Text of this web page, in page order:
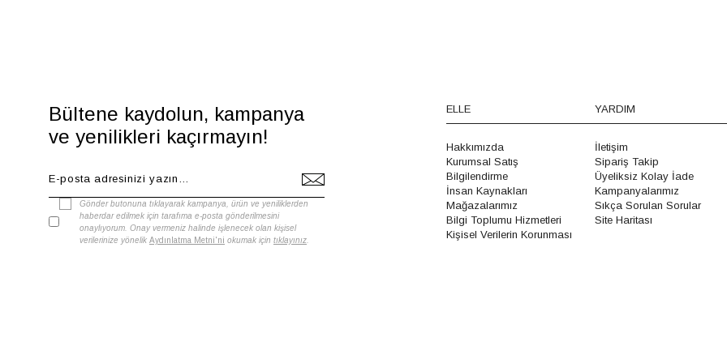
Bültene kaydolun, kampanya
ve yenilikleri kaçırmayın!
Gönder butonuna tıklayarak kampanya, ürün ve yeniliklerden
haberdar edilmek için tarafıma e-posta gönderilmesini
onaylıyorum. Onay vermeniz halinde işlenecek olan kişisel
verilerinize yönelik Aydınlatma Metni'ni okumak için tıklayınız
ELLE
Hakkımızda
Kurumsal Satış
Bilgilendirme
İnsan Kaynakları
Mağazalarımız
Bilgi Toplumu Hizmetleri
Kişisel Verilerin Korunması
YARDIM
İletişim
Sipariş Takip
Üyeliksiz Kolay İade
Kampanyalarımız
Sıkça Sorulan Sorular
Site Haritası